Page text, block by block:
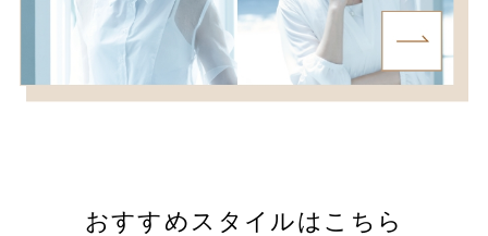
おすすめスタイルはこちら